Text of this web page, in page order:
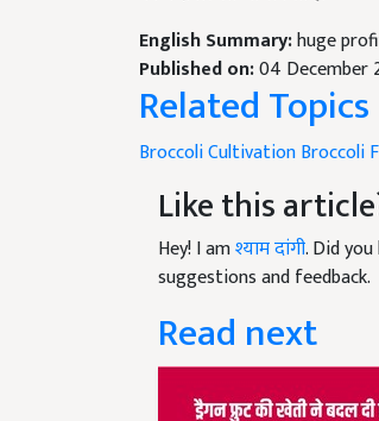
Published on:04 December
Related Topics
Broccoli CultivationBroccoli
Like this
Hey! I amश्याम दांगी . Did
suggestions and feedback.
Read next